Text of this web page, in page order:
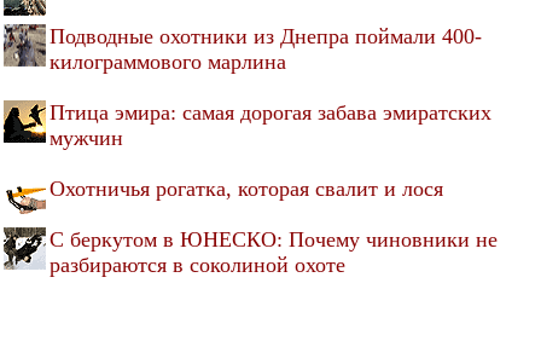
Подводные охотники из Днепра поймали 400-
килограммового марлина
Птица эмира: самая дорогая забава эмиратских
мужчин
Охотничья рогатка, которая свалит и лося
С беркутом в ЮНЕСКО: Почему чиновники не
разбираются в соколиной охоте